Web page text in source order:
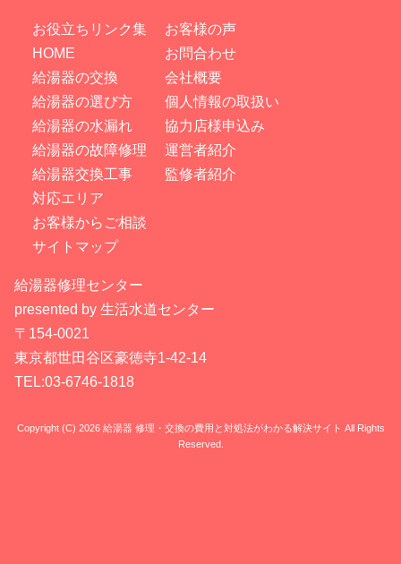
お役立ちリンク集
HOME
給湯器の交換
給湯器の選び方
給湯器の水漏れ
給湯器の故障修理
給湯器交換工事
対応エリア
お客様からご相談
サイトマップ
お客様の声
お問合わせ
会社概要
個人情報の取扱い
協力店様申込み
運営者紹介
監修者紹介
給湯器修理センター
presented by 生活水道センター
〒154-0021
東京都世田谷区豪徳寺1-42-14
TEL:03-6746-1818
Copyright (C) 2026 給湯器 修理・交換の費用と対処法がわかる解決サイト All Rights
Reserved.